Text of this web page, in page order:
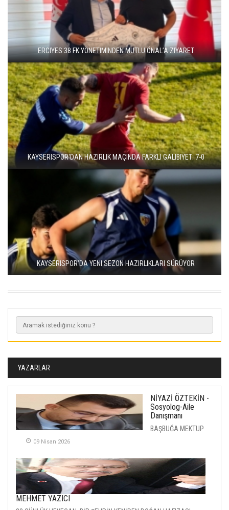
ERCIYES 38 FK YÖNETIMINDEN MUTLU ÖNAL’A ZIYARET
KAYSERISPOR'DAN HAZIRLIK MAÇINDA FARKLI GALIBIYET: 7-0
KAYSERISPOR’DA YENI SEZON HAZIRLIKLARI SÜRÜYOR
YAZARLAR
NİYAZİ ÖZTEKİN -
Sosyolog-Aile
Danışmanı
BAŞBUĞA MEKTUP
09 Nisan 2026
MEHMET YAZICI